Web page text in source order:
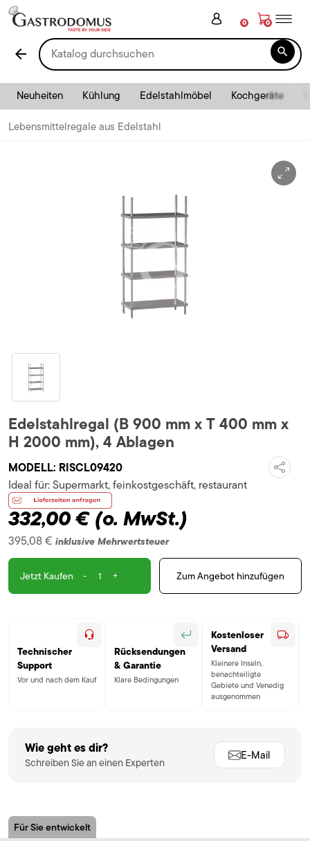
0 0
arrow_back 
Neuheiten Kühlung Edelstahlmöbel Kochgeräte
Lebensmittelregale aus Edelstahl
Edelstahlregal (B 900 mm x T 400 mm x
H 2000 mm), 4 Ablagen
MODELL: RISCL09420
332,00 €(o. MwSt.)
395,08 € inklusive Mehrwertsteuer
Ideal für:Supermarkt, feinkostgeschäft, restaurant
Jetzt Kaufen - + Zum Angebot hinzufügen
Technischer
Support
Vor und nach dem Kauf
Rücksendungen
& Garantie
Klare Bedingungen
Kostenloser
Versand
Kleinere Inseln,
benachteiligte
Gebiete und Venedig
ausgenommen
Wie geht es dir?
Schreiben Sie an einen Experten
E-Mail
Für Sie entwickelt